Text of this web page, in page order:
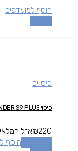
הוסף למועדפים
כיסויים
כיסוי OTTERBOX DEFENDER S9 PLUS
₪220
אזל המלאי
הוסף